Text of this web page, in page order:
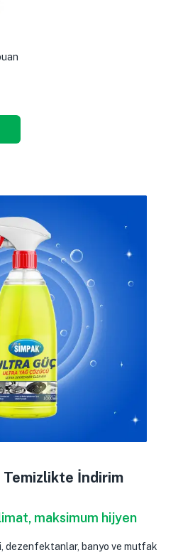
İndirim
maksimum hijyen
dezenfektanlar, banyo ve mutfak